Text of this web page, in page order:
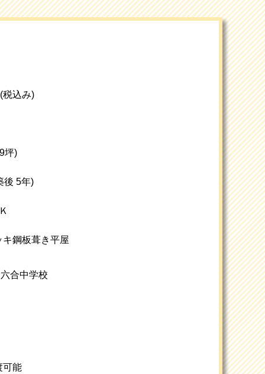
税込み)
坪)
後 5年)
鋼板葺き平屋
合中学校
可能